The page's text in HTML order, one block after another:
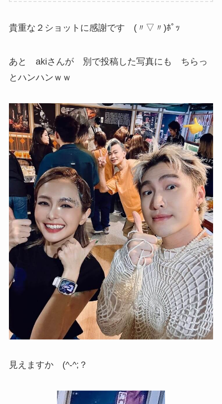
貴重な２ショットに感謝です (〃▽〃)ﾎﾟｯ
あと akiさんが 別で投稿した写真にも ちらっ
とハンハンｗｗ
見えますか (^-^;？